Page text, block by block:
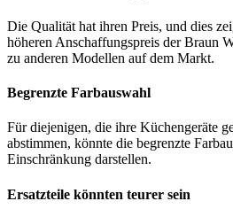
Die Qualität hat ihren Preis, und dies
höheren Anschaffungspreis der Braun
zu anderen Modellen auf dem Markt.
Begrenzte Farbauswahl
Für diejenigen, die ihre Küchengeräte
abstimmen, könnte die begrenzte
Einschränkung darstellen.
Ersatzteile könnten teurer sein